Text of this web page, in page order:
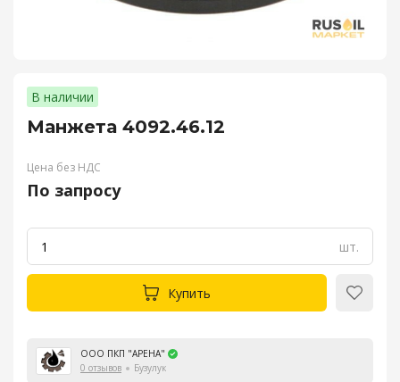
В наличии
Манжета 4092.46.12
Цена без НДС
По запросу
шт.
Купить
ООО ПКП "АРЕНА"
0 отзывов
Бузулук